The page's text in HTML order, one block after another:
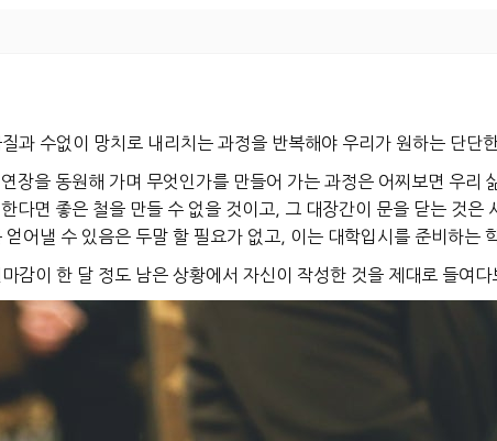
과 수없이 망치로 내리치는 과정을 반복해야 우리가 원하는 단단
장을 동원해 가며 무엇인가를 만들어 가는 과정은 어찌보면 우리
다면 좋은 철을 만들 수 없을 것이고, 그 대장간이 문을 닫는 것은
어낼 수 있음은 두말 할 필요가 없고, 이는 대학입시를 준비하는
감이 한 달 정도 남은 상황에서 자신이 작성한 것을 제대로 들여